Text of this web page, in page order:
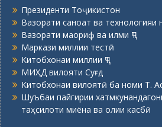
Президенти Тоҷикистон
Вазорати саноат ва технологияи
Вазорати маориф ва илми ҶТ
Маркази миллии тестӣ
Китобхонаи миллии ҶТ
МИҲД вилояти Суғд
Китобхонаи вилоятӣ ба номи Т.
Шуъбаи пайгирии
таҳсилоти миёна ва олии касбӣ